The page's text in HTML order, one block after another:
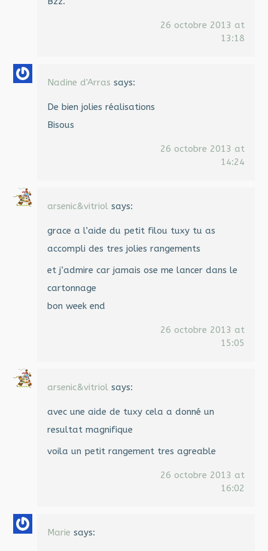
26 octobre 2013 at
13:18
Nadine d'Arras says:
De bien jolies réalisations
Bisous
26 octobre 2013 at
14:24
arsenic&vitriol says:
grace a l’aide du petit filou tuxy tu as
accompli des tres jolies rangements
et j’admire car jamais ose me lancer dans le
cartonnage
bon week end
26 octobre 2013 at
15:05
arsenic&vitriol says:
avec une aide de tuxy cela a donné un
resultat magnifique
voila un petit rangement tres agreable
26 octobre 2013 at
16:02
Marie says: